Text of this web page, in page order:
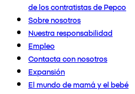
de los contratistas de Pepco
Sobre nosotros
Nuestra responsabilidad
Empleo
Contacta con nosotros
Expansión
El mundo de mamá y el bebé